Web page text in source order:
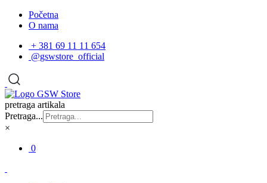
Početna
O nama
+ 381 69 11 11 654
@gswstore_official
pretraga artikala
Pretraga...
×
0